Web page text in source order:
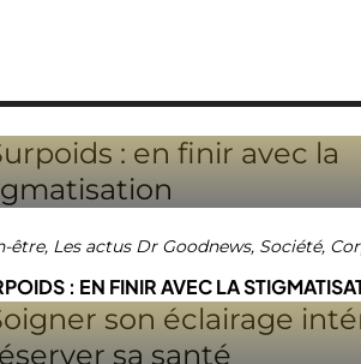
être, Les actus Dr Goodnews, Société,
: EN FINIR AVEC LA